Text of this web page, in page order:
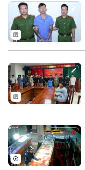
Hà Nội
Chính trị
An ninh trật tự
Công nghệ
Hà Nội
Nhịp sống Hà Nội
Người Hà Nội
Khoảnh khắc Hà Nội
Thế giới
Tin tức
Quân sự
Hồ sơ
Người Việt 4 phương
Kinh tế
Tin tức
Tài chính Ngân hàng
Doanh nghiệp
Nhà đất
Tin tức
Đầu tư
Tàu và Xe
Ô tô
Giáo dục